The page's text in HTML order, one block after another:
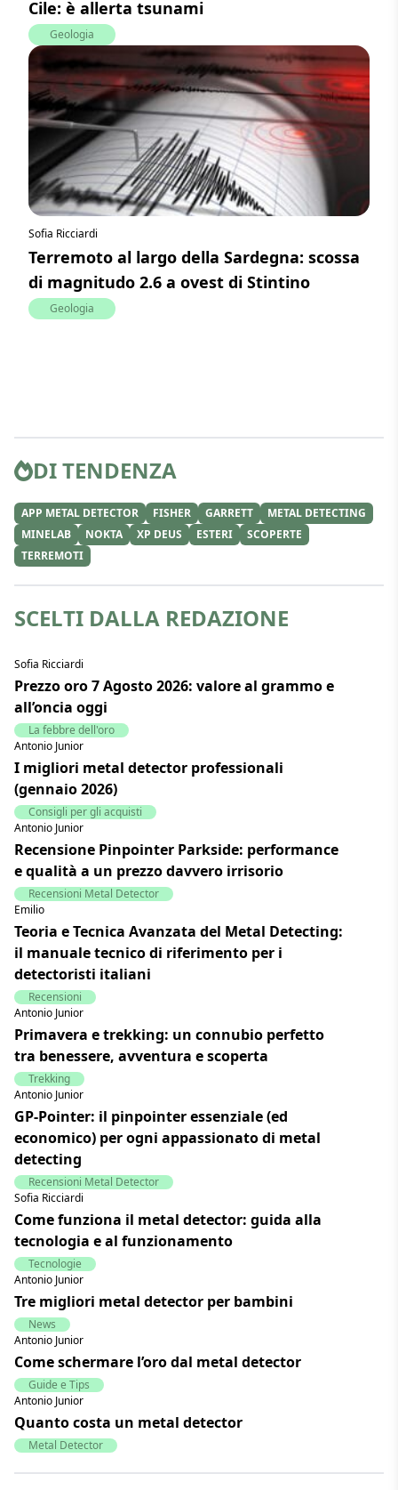
Cile: è allerta tsunami
Geologia
Sofia Ricciardi
Terremoto al largo della Sardegna: scossa
di magnitudo 2.6 a ovest di Stintino
Geologia
DI TENDENZA
APP METAL DETECTOR FISHER GARRETT
METAL DETECTING
MINELAB
NOKTA XP DEUS ESTERI
SCOPERTE
TERREMOTI
SCELTI DALLA REDAZIONE
Sofia Ricciardi
Prezzo oro 7 Agosto 2026: valore al grammo e
all’oncia oggi
La febbre dell'oro
Antonio Junior
I migliori metal detector professionali
(gennaio 2026)
Consigli per gli acquisti
Antonio Junior
Recensione Pinpointer Parkside: performance
e qualità a un prezzo davvero irrisorio
Recensioni Metal Detector
Emilio
Teoria e Tecnica Avanzata del Metal Detecting:
il manuale tecnico di riferimento per i
detectoristi italiani
Recensioni
Antonio Junior
Primavera e trekking: un connubio perfetto
tra benessere, avventura e scoperta
Trekking
Antonio Junior
GP-Pointer: il pinpointer essenziale (ed
economico) per ogni appassionato di metal
detecting
Recensioni Metal Detector
Sofia Ricciardi
Come funziona il metal detector: guida alla
tecnologia e al funzionamento
Tecnologie
Antonio Junior
Tre migliori metal detector per bambini
News
Antonio Junior
Come schermare l’oro dal metal detector
Guide e Tips
Antonio Junior
Quanto costa un metal detector
Metal Detector